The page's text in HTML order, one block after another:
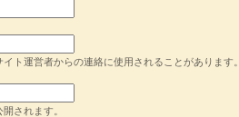
ト運営者からの連絡に使用されることがあります。
されます。